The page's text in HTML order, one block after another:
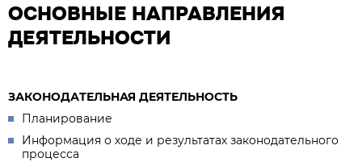
ОСНОВНЫЕ НАПРАВЛЕНИЯ
ДЕЯТЕЛЬНОСТИ
ЗАКОНОДАТЕЛЬНАЯ ДЕЯТЕЛЬНОСТЬ
Планирование
Информация о ходе и результатах законодательного
процесса